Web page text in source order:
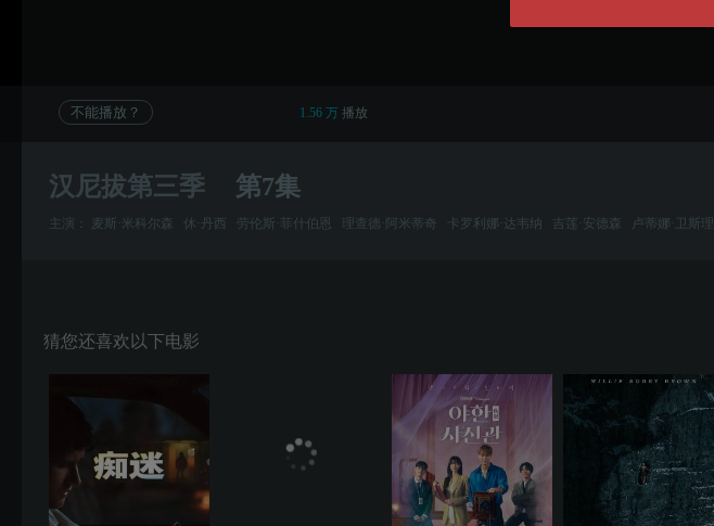
不能播放？ 1.56 万 播放
汉尼拔第三季 第7集
主演： 麦斯·米科尔森 休·丹西 劳伦斯·菲什伯恩 理查德·阿米蒂奇 卡罗利娜·达韦纳 吉莲·安德森 卢蒂娜·卫斯理
猜您还喜欢以下电影